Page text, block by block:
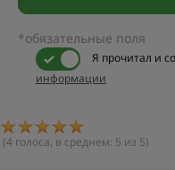
*обязательные поля
Я прочитал и
информации
(4 голоса, в среднем: 5 из 5)